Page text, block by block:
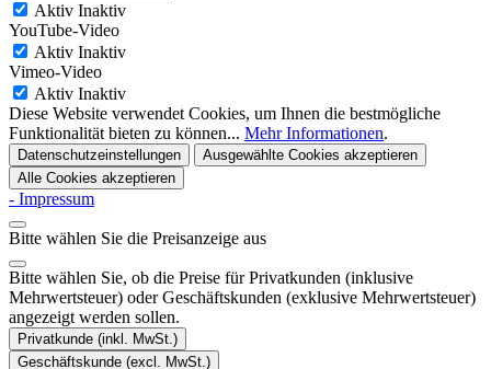
Aktiv Inaktiv
YouTube-Video
Aktiv Inaktiv
Vimeo-Video
Aktiv Inaktiv
Diese Website verwendet Cookies, um Ihnen die bestmögliche
Funktionalität bieten zu können... Mehr Informationen.
Datenschutzeinstellungen
Ausgewählte Cookies akzeptieren
Alle Cookies akzeptieren
- Impressum
Bitte wählen Sie die Preisanzeige aus
Bitte wählen Sie, ob die Preise für Privatkunden (inklusive
Mehrwertsteuer) oder Geschäftskunden (exklusive Mehrwertsteuer)
angezeigt werden sollen.
Privatkunde (inkl. MwSt.)
Geschäftskunde (excl. MwSt.)